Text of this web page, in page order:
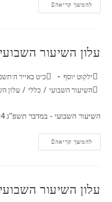
להמשך קריאה
עלון השיעור
ילקוט יוסף
כ״ט באייר ה׳תשפ״ג (20/
השיעור השבועי / כללי / עלון
השיעור השבועי - במדבר תשפ''ג 394
להמשך קריאה
עלון השיעור